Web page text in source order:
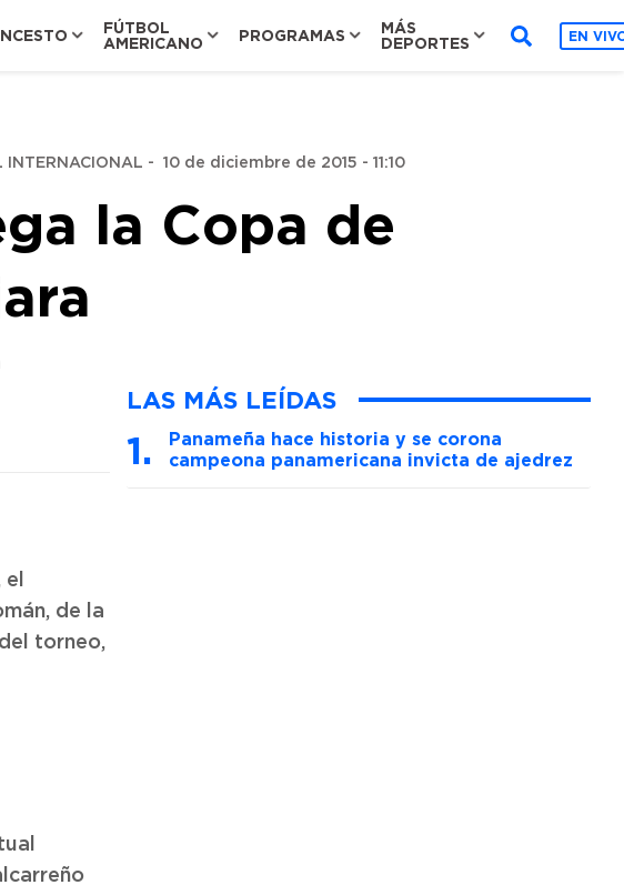
FÚTBOL
AMERICANO
PROGRAMAS
MÁS
DEPORTES
EN
INTERNACIONAL - 10 de diciembre de 2015 - 11:10
la Copa de
de la
torneo,
LAS MÁS LEÍDAS
Panameña hace historia y se corona
campeona panamericana invicta de ajedrez